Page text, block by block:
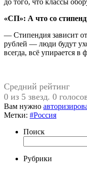
«СП»: А что со
— Стипендия зависит
рублей — люди будут
всегда, всё упирается
Средний рейтинг
0 из 5 звезд. 0
Вам нужно
Метки: #Россия
Поиск
Рубрики